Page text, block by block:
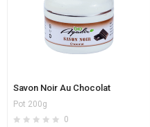
Savon Noir Au Chocolat
Pot 200g
0